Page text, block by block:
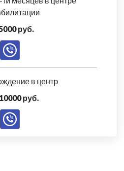
руб.
в центр
руб.